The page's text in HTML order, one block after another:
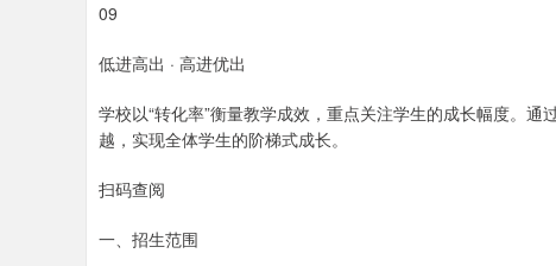
09
低进高出 · 高进优出
学校以“转化率”衡量教学成效，重点关注学生的成长幅度。通
越，实现全体学生的阶梯式成长。
扫码查阅
一、招生范围